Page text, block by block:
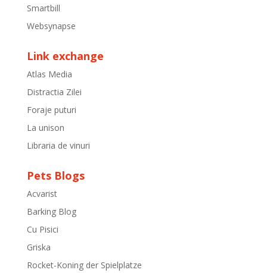
Smartbill
Websynapse
Link exchange
Atlas Media
Distractia Zilei
Foraje puturi
La unison
Libraria de vinuri
Pets Blogs
Acvarist
Barking Blog
Cu Pisici
Griska
Rocket-Koning der Spielplatze